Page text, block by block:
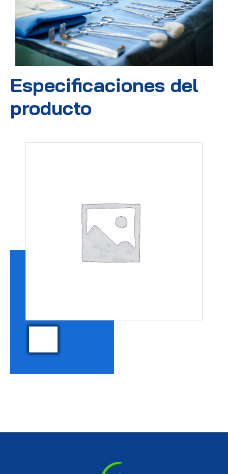
Especificaciones del
producto